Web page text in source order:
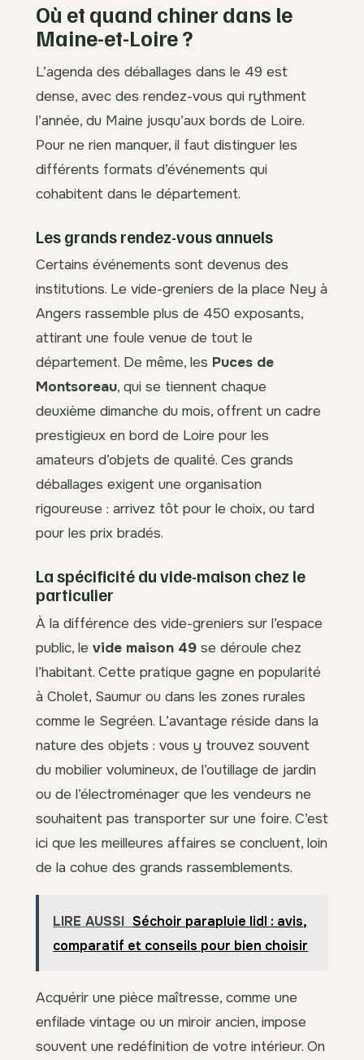
Où et quand chiner dans le
Maine-et-Loire ?
L’agenda des déballages dans le 49 est
dense, avec des rendez-vous qui rythment
l’année, du Maine jusqu’aux bords de Loire.
Pour ne rien manquer, il faut distinguer les
différents formats d’événements qui
cohabitent dans le département.
Les grands rendez-vous annuels
Certains événements sont devenus des
institutions. Le vide-greniers de la place Ney à
Angers rassemble plus de 450 exposants,
attirant une foule venue de tout le
département. De même, les Puces de
Montsoreau, qui se tiennent chaque
deuxième dimanche du mois, offrent un cadre
prestigieux en bord de Loire pour les
amateurs d’objets de qualité. Ces grands
déballages exigent une organisation
rigoureuse : arrivez tôt pour le choix, ou tard
pour les prix bradés.
La spécificité du vide-maison chez le
particulier
À la différence des vide-greniers sur l’espace
public, le vide maison 49 se déroule chez
l’habitant. Cette pratique gagne en popularité
à Cholet, Saumur ou dans les zones rurales
comme le Segréen. L’avantage réside dans la
nature des objets : vous y trouvez souvent
du mobilier volumineux, de l’outillage de jardin
ou de l’électroménager que les vendeurs ne
souhaitent pas transporter sur une foire. C’est
ici que les meilleures affaires se concluent, loin
de la cohue des grands rassemblements.
LIRE AUSSI Séchoir parapluie lidl : avis,
comparatif et conseils pour bien choisir
Acquérir une pièce maîtresse, comme une
enfilade vintage ou un miroir ancien, impose
souvent une redéfinition de votre intérieur. On